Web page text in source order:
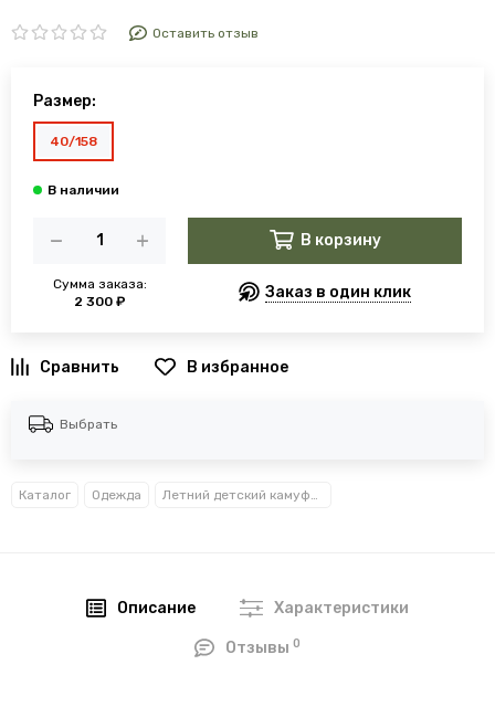
Оставить отзыв
Размер:
40/158
Сумма заказа:
2 300 ₽
В корзину
Заказ в один клик
В избранное
Выбрать
Каталог Одежда Летний детский камуфляж
Описание Характеристики
Отзывы0